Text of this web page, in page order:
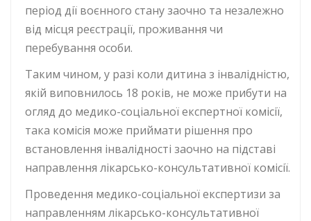
період дії воєнного стану заочно та незалежно
від місця реєстрації, проживання чи
перебування особи.
Таким чином, у разі коли дитина з інвалідністю,
якій виповнилось 18 років, не може прибути на
огляд до медико-соціальної експертної комісії,
така комісія може приймати рішення про
встановлення інвалідності заочно на підставі
направлення лікарсько-консультативної комісії.
Проведення медико-соціальної експертизи за
направленням лікарсько-консультативної